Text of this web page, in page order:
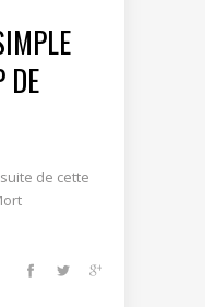
DE
de cette